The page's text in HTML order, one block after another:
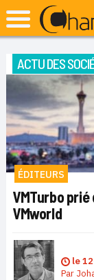
ACTU DES
ÉDITEURS
VMTurbo
VMworld
le
Par